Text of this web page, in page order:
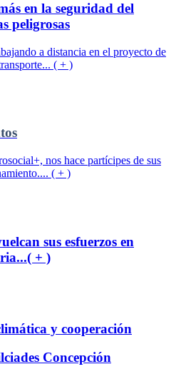
en la seguridad del
peligrosas
a distancia en el proyecto de
( + )
nos hace partícipes de sus
( + )
sus esfuerzos en
+ )
y cooperación
Concepción